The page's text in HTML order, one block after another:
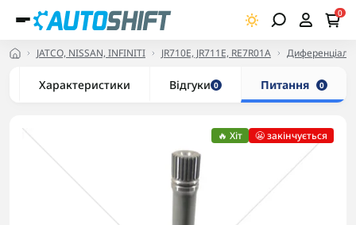
0
JATCO, NISSAN, INFINITI JR710E, JR711E, RE7R01A Диференціали,
Характеристики Відгуки 0 Питання 0
🔥 Хіт 😬 закінчується